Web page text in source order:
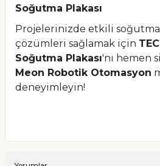
Soğutma Plakası
Projelerinizde etkili soğutma
çözümleri sağlamak için
Soğutma Plakası'nı hemen
Meon Robotik Otomasyon
deneyimleyin!